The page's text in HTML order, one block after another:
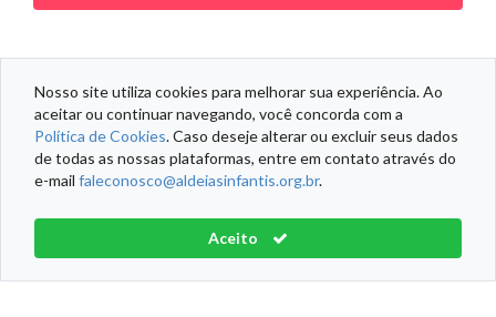
Aceito
Nosso site utiliza cookies para melhorar sua experiência. Ao
aceitar ou continuar navegando, você concorda com a
Política de Cookies. Caso deseje alterar ou excluir seus dados
de todas as nossas plataformas, entre em contato através do
e-mail faleconosco@aldeiasinfantis.org.br.
Termos de Serviço
Aldeias Infantis SOS Brasil® Todos os direitos reservados